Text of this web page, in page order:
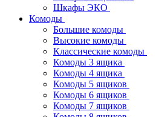
Шкафы ЭКО
Комоды
Большие комоды
Высокие комоды
Классические комоды
Комоды 3 ящика
Комоды 4 ящика
Комоды 5 ящиков
Комоды 6 ящиков
Комоды 7 ящиков